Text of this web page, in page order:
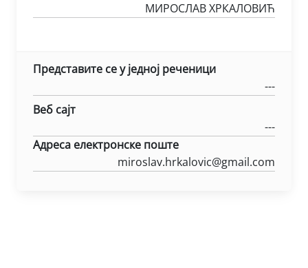
МИРОСЛАВ ХРКАЛОВИЋ
Представите се у једној реченици
---
Веб сајт
---
Адреса електронске поште
miroslav.hrkalovic@gmail.com